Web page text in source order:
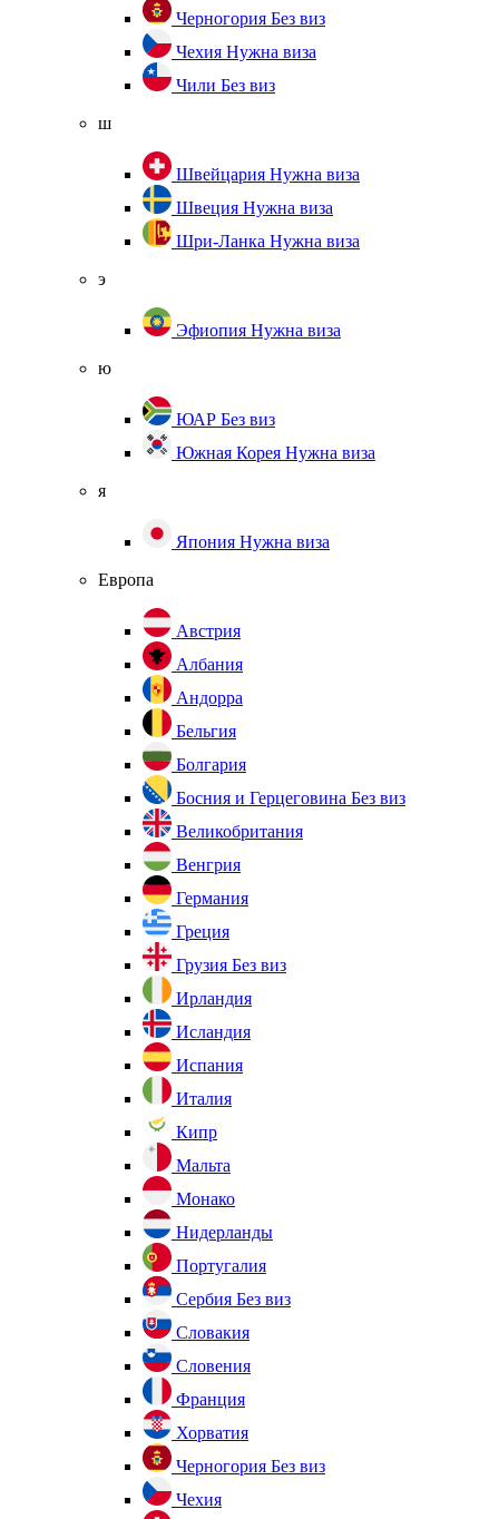
Черногория Без виз
Чехия Нужна виза
Чили Без виз
ш
Швейцария Нужна виза
Швеция Нужна виза
Шри-Ланка Нужна виза
э
Эфиопия Нужна виза
ю
ЮАР Без виз
Южная Корея Нужна виза
я
Япония Нужна виза
Европа
Австрия
Албания
Андорра
Бельгия
Болгария
Босния и Герцеговина Без виз
Великобритания
Венгрия
Германия
Греция
Грузия Без виз
Ирландия
Исландия
Испания
Италия
Кипр
Мальта
Монако
Нидерланды
Португалия
Сербия Без виз
Словакия
Словения
Франция
Хорватия
Черногория Без виз
Чехия